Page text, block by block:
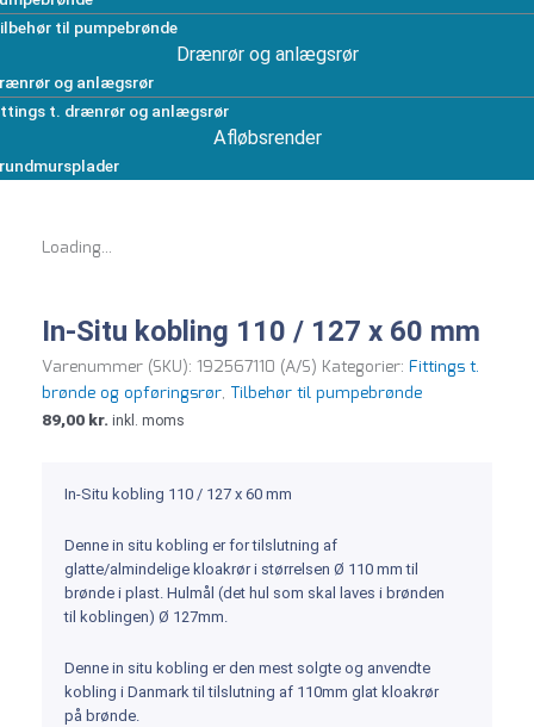
til pumpebrønde
Drænrør og anlægsrør
og anlægsrør
t. drænrør og anlægsrør
Afløbsrender
Loading...
In-Situ kobling 110 / 127 x 60 mm
Varenummer (SKU): 192567110 (A/S) Kategorier: Fittings t.
brønde og opføringsrør, Tilbehør til pumpebrønde
89,00 kr. inkl. moms
In-Situ kobling 110 / 127 x 60 mm
Denne in situ kobling er for tilslutning af
glatte/almindelige kloakrør i størrelsen Ø 110 mm til
brønde i plast. Hulmål (det hul som skal laves i brønden
til koblingen) Ø 127mm.
Denne in situ kobling er den mest solgte og anvendte
kobling i Danmark til tilslutning af 110mm glat kloakrør
på brønde.